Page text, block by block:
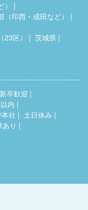
（印西・成田など）
23区）
茨城県
卒歓迎
内
社
土日休み
り